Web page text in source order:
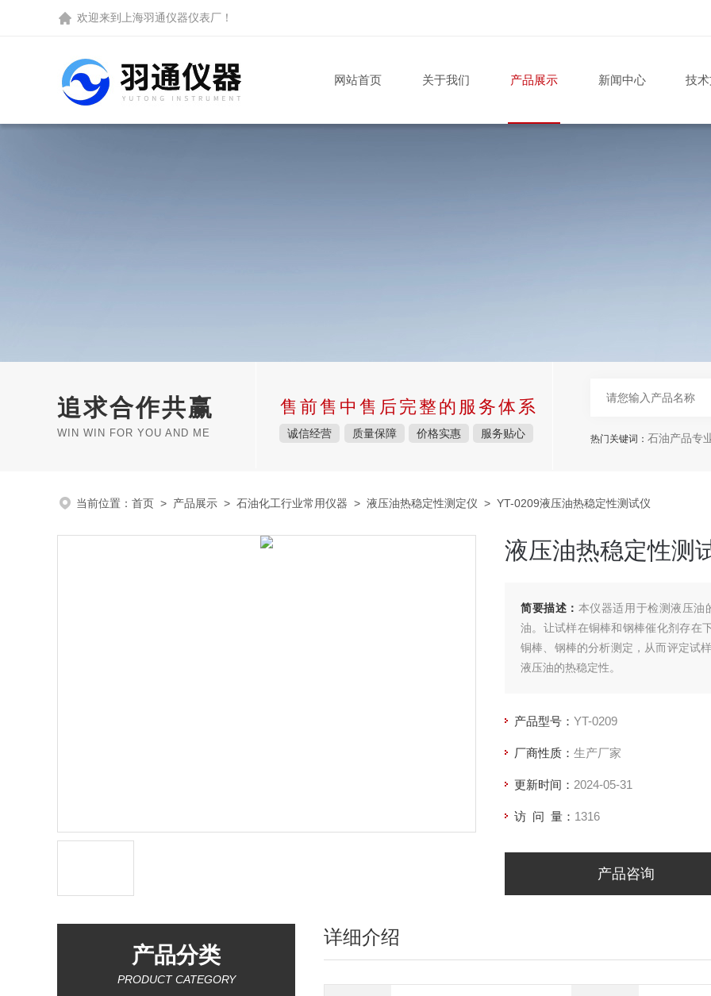
欢迎来到 上海羽通仪器仪表厂 ！
网站首页 关于我们 产品展示 新闻中心 技
追求合作共赢
WIN WIN FOR YOU AND ME
售前售中售后完整的服务体系
诚信经营 质量保障 价格实惠 服务贴心 热门关键词： 石油产品专
当前位置： 首页 > 产品展示 > 石油化工行业常用仪器 > 液压油热稳定性测定仪 > YT-0209液压油热稳定性测试仪
液压油热稳定性测
简要描述： 本仪器适用于检测液压油
油。让试样在铜棒和钢棒催化剂存在
铜棒、钢棒的分析测定，从而评定试
液压油的热稳定性。
产品型号： YT-0209
厂商性质： 生产厂家
更新时间： 2024-05-31
访 问 量： 1316
产品咨询
产品分类
PRODUCT CATEGORY
详细介绍